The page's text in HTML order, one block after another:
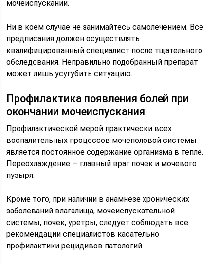
мочеиспускании.
Ни в коем случае не занимайтесь самолечением. Все
предписания должен осуществлять
квалифицированный специалист после тщательного
обследования. Неправильно подобранный препарат
может лишь усугубить ситуацию.
Профилактика появления болей при
окончании мочеиспускания
Профилактической мерой практически всех
воспалительных процессов мочеполовой системы
является постоянное содержание организма в тепле.
Переохлаждение — главный враг почек и мочевого
пузыря.
Кроме того, при наличии в анамнезе хронических
заболеваний влагалища, мочеиспускательной
системы, почек, уретры, следует соблюдать все
рекомендации специалистов касательно
профилактики рецидивов патологий.